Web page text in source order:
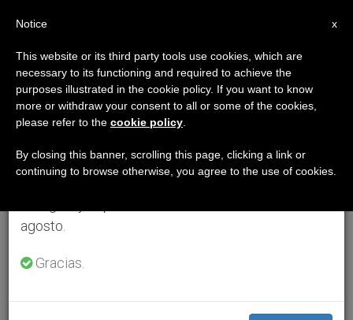
×
Aviso importante
Del 27 de julio al 7 de agosto haremos la pausa
anual, aprovechando que en el periodo de verano
se generan menos informaciones y también el
agosto.
Gracias.
x
Notice
This website or its third party tools use cookies, which are
necessary to its functioning and required to achieve the
purposes illustrated in the cookie policy. If you want to know
more or withdraw your consent to all or some of the cookies,
please refer to the cookie policy
By closing this banner, scrolling this page, clicking a link or
continuing to browse otherwise, you agree to the use of cookies.